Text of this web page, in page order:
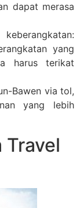
dapat merasa
yang
harus terikat
Bawen via tol,
yang lebih
Travel